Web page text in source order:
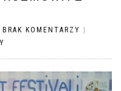
BRAK KOMENTARZY